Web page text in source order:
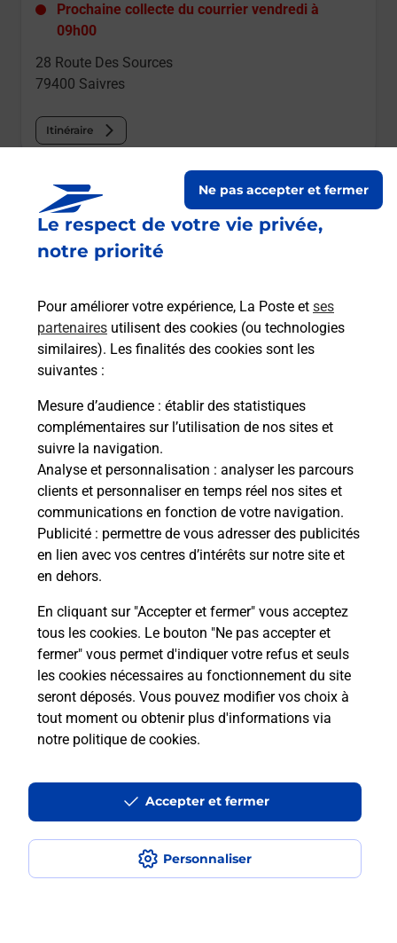
Le respect de votre vie privée,
notre priorité
Pour améliorer votre expérience, La Poste et ses
partenaires utilisent des cookies (ou technologies
similaires). Les finalités des cookies sont les
suivantes :
Mesure d’audience : établir des statistiques
complémentaires sur l’utilisation de nos sites et
suivre la navigation.
Analyse et personnalisation : analyser les parcours
clients et personnaliser en temps réel nos sites et
communications en fonction de votre navigation.
Publicité : permettre de vous adresser des publicités
en lien avec vos centres d’intérêts sur notre site et
en dehors.
En cliquant sur "Accepter et fermer" vous acceptez
tous les cookies. Le bouton "Ne pas accepter et
fermer" vous permet d'indiquer votre refus et seuls
les cookies nécessaires au fonctionnement du site
seront déposés. Vous pouvez modifier vos choix à
tout moment ou obtenir plus d'informations via
notre politique de cookies.
Personnaliser
Ne pas accepter et fermer
Accepter et fermer
Prochaine collecte du courrier vendredi à
09h00
28 Route Des Sources
79400 Saivres
Itinéraire
Boîte aux lettres La Poste
Prochaine collecte du courrier vendredi
09h00
79400 Saivres
Le lien s'ouvre dans un nouvel onglet
Boîte aux Lettres La Poste
Prochaine collecte du courriervendredià
09h00
2 Rue Du Plessis
79400 Saivres
Le lien s'ouvre dans un nouvel onglet
Localiser Liste Boîtes aux lettres Deux-Sèvres Saivres
Accessibilité : partiellement conforme
Conditions contractuelles
Mentions légales